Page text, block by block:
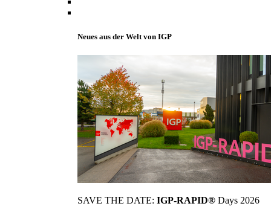
Neues aus der Welt von IGP
SAVE THE DATE: IGP-RAPID® Days 2026